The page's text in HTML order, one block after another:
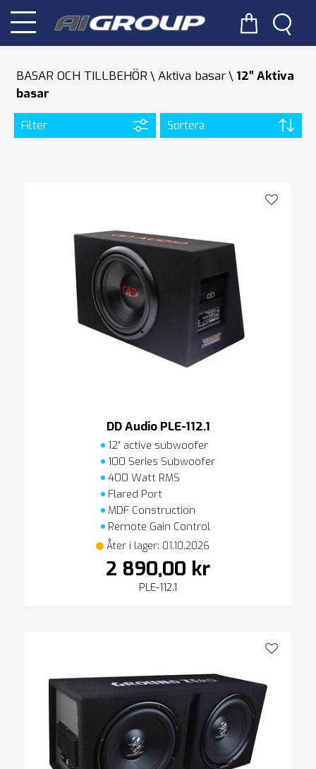
BASAR OCH TILLBEHÖR Aktiva basar
12″ Aktiva
basar
Filter Sortera
DD Audio PLE-112.1
12″ active subwoofer
100 Series Subwoofer
400 Watt RMS
Flared Port
MDF Construction
Remote Gain Control
Åter i lager: 01.10.2026
2 890,00 kr
PLE-112.1